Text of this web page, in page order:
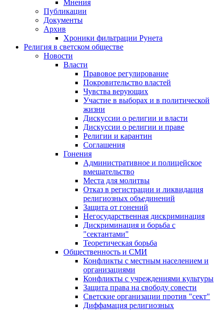
Мнения
Публикации
Документы
Архив
Хроники фильтрации Рунета
Религия в светском обществе
Новости
Власти
Правовое регулирование
Покровительство властей
Чувства верующих
Участие в выборах и в политической
жизни
Дискуссии о религии и власти
Дискуссии о религии и праве
Религии и карантин
Соглашения
Гонения
Административное и полицейское
вмешательство
Места для молитвы
Отказ в регистрации и ликвидация
религиозных объединений
Защита от гонений
Негосударственная дискриминация
Дискриминация и борьба с
"сектантами"
Теоретическая борьба
Общественность и СМИ
Конфликты с местным населением и
организациями
Конфликты с учреждениями культуры
Защита права на свободу совести
Светские организации против "сект"
Диффамация религиозных